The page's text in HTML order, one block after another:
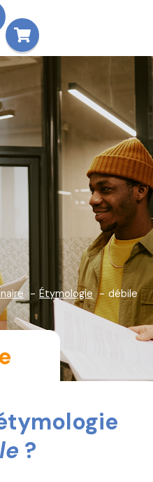
Étymologie débile
?